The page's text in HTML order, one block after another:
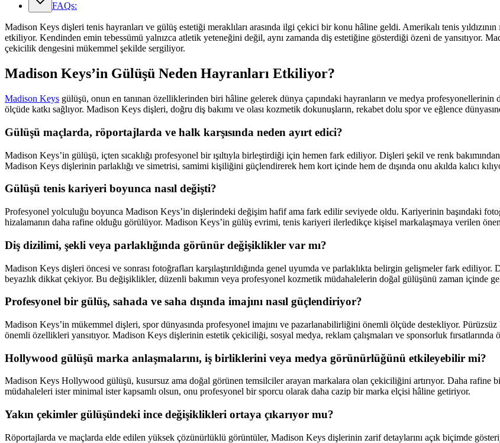
FAQs:
Madison Keys dişleri tenis hayranları ve gülüş estetiği meraklıları arasında ilgi çekici bir konu hâline geldi. Amerikalı tenis
etkiliyor. Kendinden emin tebessümü yalnızca atletik yeteneğini değil, aynı zamanda diş estetiğine gösterdiği özeni de yansıtıyor.
çekicilik dengesini mükemmel şekilde sergiliyor.
Madison Keys’in Gülüşü Neden Hayranları Etkiliyor?
Madison Keys gülüşü, onun en tanınan özelliklerinden biri hâline gelerek dünya çapındaki hayranların ve medya
ölçüde katkı sağlıyor. Madison Keys dişleri, doğru diş bakımı ve olası kozmetik dokunuşların, rekabet dolu spor ve eğlence
Gülüşü maçlarda, röportajlarda ve halk karşısında neden ayırt edici?
Madison Keys’in gülüşü, içten sıcaklığı profesyonel bir ışıltıyla birleştirdiği için hemen fark ediliyor. Dişleri şekil ve renk
Madison Keys dişlerinin parlaklığı ve simetrisi, samimi kişiliğini güçlendirerek hem kort içinde hem de dışında onu akılda kalıcı
Gülüşü tenis kariyeri boyunca nasıl değişti?
Profesyonel yolculuğu boyunca Madison Keys’in dişlerindeki değişim hafif ama fark edilir seviyede oldu. Kariyerinin başındaki
hizalamanın daha rafine olduğu görülüyor. Madison Keys’in gülüş evrimi, tenis kariyeri ilerledikçe kişisel markalaşmaya verilen
Diş dizilimi, şekli veya parlaklığında görünür değişiklikler var mı?
Madison Keys dişleri öncesi ve sonrası fotoğrafları karşılaştırıldığında genel uyumda ve parlaklıkta belirgin gelişmeler fark
beyazlık dikkat çekiyor. Bu değişiklikler, düzenli bakımın veya profesyonel kozmetik müdahalelerin doğal gülüşünü zaman içinde
Profesyonel bir gülüş, sahada ve saha dışında imajını nasıl güçlendiriyor?
Madison Keys’in mükemmel dişleri, spor dünyasında profesyonel imajını ve pazarlanabilirliğini önemli ölçüde destekliyor.
önemli özellikleri yansıtıyor. Madison Keys dişlerinin estetik çekiciliği, sosyal medya, reklam çalışmaları ve sponsorluk fırsatlarında
Hollywood gülüşü marka anlaşmalarını, iş birliklerini veya medya görünürlüğünü etkileyebilir mi?
Madison Keys Hollywood gülüşü, kusursuz ama doğal görünen temsilciler arayan markalara olan çekiciliğini artırıyor. Daha rafine
müdahaleleri ister minimal ister kapsamlı olsun, onu profesyonel bir sporcu olarak daha cazip bir marka elçisi hâline getiriyor.
Yakın çekimler gülüşündeki ince değişiklikleri ortaya çıkarıyor mu?
Röportajlarda ve maçlarda elde edilen yüksek çözünürlüklü görüntüler, Madison Keys dişlerinin zarif detaylarını açık biçimde